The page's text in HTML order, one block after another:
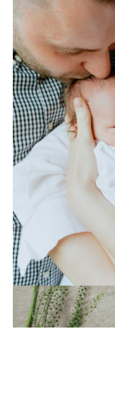
auf Anfrage)